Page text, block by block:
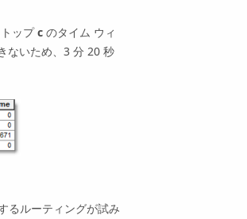
ップc のタイム ウィ
ないため、3 分 20 秒
るルーティングが試み